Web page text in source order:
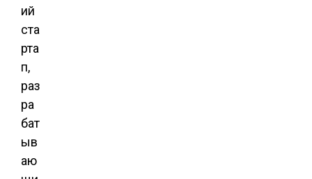
ий
ста
рта
п,
раз
ра
бат
ыв
аю